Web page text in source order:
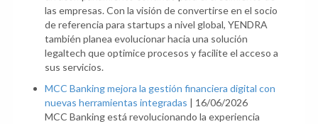
las empresas. Con la visión de convertirse en el socio
de referencia para startups a nivel global, YENDRA
también planea evolucionar hacia una solución
legaltech que optimice procesos y facilite el acceso a
sus servicios.
MCC Banking mejora la gestión financiera digital con
nuevas herramientas integradas | 16/06/2026
MCC Banking está revolucionando la experiencia